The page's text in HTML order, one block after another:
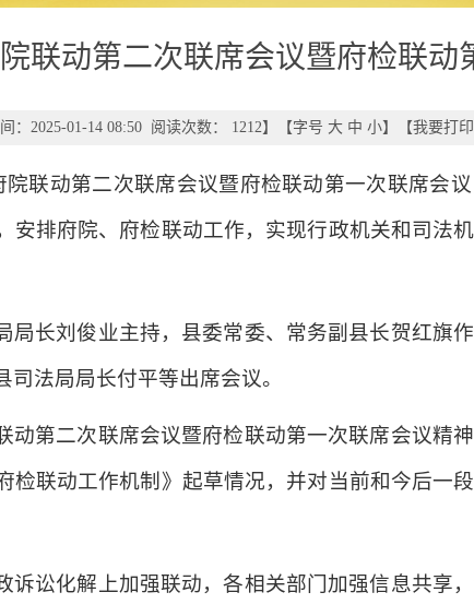
联动第二次联席会议暨府检联动
：2025-01-14 08:50 阅读次数： 1212】【字号 大 中 小】【我要打印
联动第二次联席会议暨府检联动第一次联席会
安排府院、府检联动工作，实现行政机关和司法
局长刘俊业主持，县委常委、常务副县长贺红旗
法局局长付平等出席会议。
动第二次联席会议暨府检联动第一次联席会议精
检联动工作机制》起草情况，并对当前和今后一
诉讼化解上加强联动，各相关部门加强信息共享